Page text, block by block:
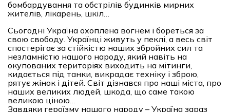
бомбардування та обстрілів будинків мирних
жителів, лікарень, шкіл…
Сьогодні Україна охоплена вогнем і бореться за
свою свободу. Українці живуть у пеклі, а весь світ
спостерігає за стійкістю наших збройних сил та
незламністю нашого народу, який навіть на
окупованих територіях виходить на мітинги,
кидається під танки, викрадає техніку і зброю,
рятує жінок і дітей. Світ дізнався про наші міста, про
наших великих людей, шкода, що саме такою
великою ціною…
Завдяки героїзму нашого народу – Україна зараз